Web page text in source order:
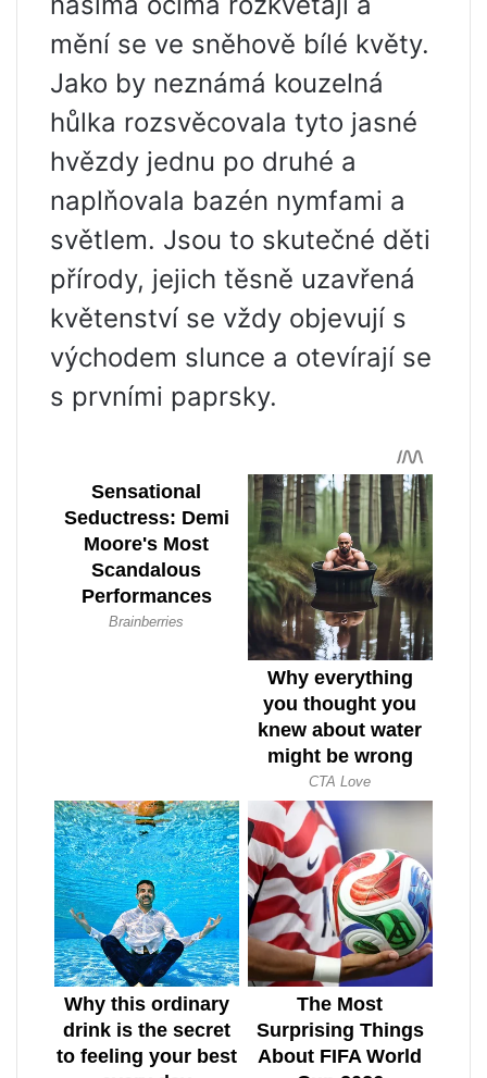
mění se ve sněhově bílé květy.
Jako by neznámá kouzelná
hůlka rozsvěcovala tyto jasné
hvězdy jednu po druhé a
naplňovala bazén nymfami a
světlem. Jsou to skutečné děti
přírody, jejich těsně uzavřená
květenství se vždy objevují s
východem slunce a otevírají se
s prvními paprsky.